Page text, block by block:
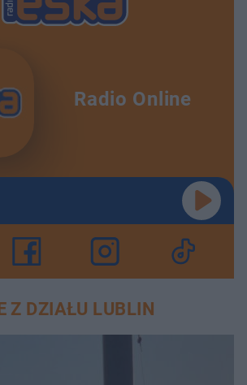
Radio Online
Z DZIAŁU LUBLIN